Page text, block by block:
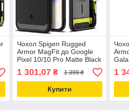
Чохол Spigen Rugged
Armor MagFit до Google
Pixel 10/10 Pro Matte Black
(ACS09698)
1 301,07₴ 1 399 ₴
Купити
1